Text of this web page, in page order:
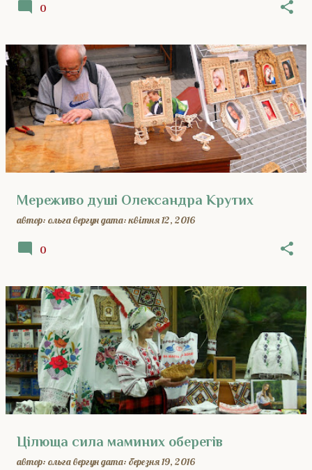
0
Мереживо душі Олександра Крутих
автор: ольга вергундата:квітня 12, 2016
0
Цілюща сила маминих оберегів
автор: ольга вергундата: березня 19, 2016